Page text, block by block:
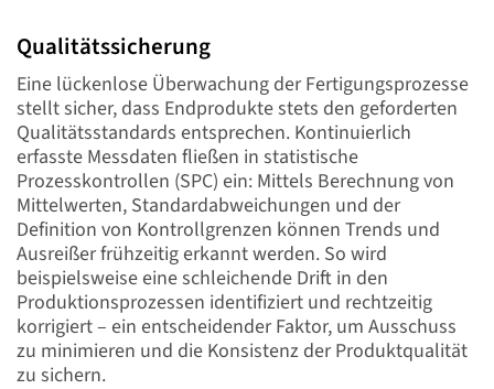
Qualitätssicherung
Eine lückenlose Überwachung der Fertigungsprozesse
stellt sicher, dass Endprodukte stets den geforderten
Qualitätsstandards entsprechen. Kontinuierlich
erfasste Messdaten fließen in statistische
Prozesskontrollen (SPC) ein: Mittels Berechnung von
Mittelwerten, Standardabweichungen und der
Definition von Kontrollgrenzen können Trends und
Ausreißer frühzeitig erkannt werden. So wird
beispielsweise eine schleichende Drift in den
Produktionsprozessen identifiziert und rechtzeitig
korrigiert – ein entscheidender Faktor, um Ausschuss
zu minimieren und die Konsistenz der Produktqualität
zu sichern.